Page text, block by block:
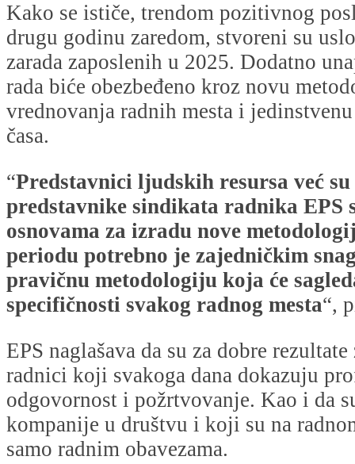
Kako se ističe, trendom pozitivnog
drugu godinu zaredom, stvoreni su
zarada zaposlenih u 2025. Dodatno
rada biće obezbeđeno kroz novu
vrednovanja radnih mesta i
časa.
“Predstavnici ljudskih resursa već
predstavnike sindikata radnika EPS
osnovama za izradu nove
periodu potrebno je zajedničkim
pravičnu metodologiju koja će
specifičnosti svakog radnog mesta“,
EPS naglašava da su za dobre
radnici koji svakoga dana dokazuju
odgovornost i požrtvovanje. Kao i da
kompanije u društvu i koji su na
samo radnim obavezama.